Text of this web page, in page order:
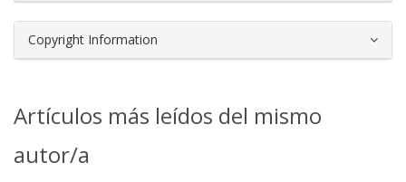
Copyright Information
Artículos más leídos del mismo
autor/a